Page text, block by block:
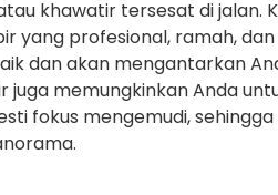
khawatir tersesat di jalan.
yang profesional, ramah,
dan akan mengantarkan
juga memungkinkan Anda
fokus mengemudi,